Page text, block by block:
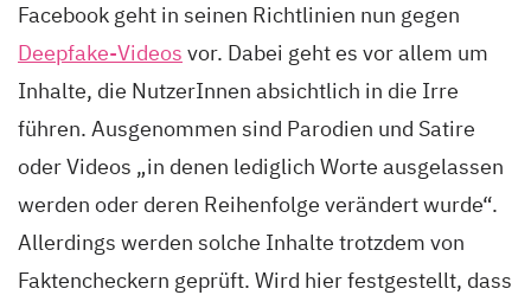
Facebook geht in seinen Richtlinien nun gegen
Deepfake-Videos vor. Dabei geht es vor allem um
Inhalte, die NutzerInnen absichtlich in die Irre
führen. Ausgenommen sind Parodien und Satire
oder Videos „in denen lediglich Worte ausgelassen
werden oder deren Reihenfolge verändert wurde“.
Allerdings werden solche Inhalte trotzdem von
Faktencheckern geprüft. Wird hier festgestellt, dass